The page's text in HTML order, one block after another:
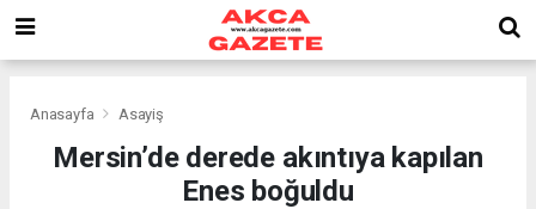
Anasayfa Asayiş
Mersin’de derede akıntıya kapılan
Enes boğuldu